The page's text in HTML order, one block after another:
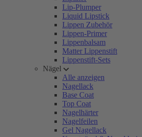
Lip-Plumper
Liquid Lipstick
Lippen Zubehör
Lippen-Primer
Lippenbalsam
Matter Lippenstift
Lippenstift-Sets
Nägel
Alle anzeigen
Nagellack
Base Coat
Top Coat
Nagelhärter
Nagelfeilen
Gel Nagellack